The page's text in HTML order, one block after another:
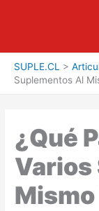
SUPLE.CL >
Suplementos Al
¿Qué
Varios